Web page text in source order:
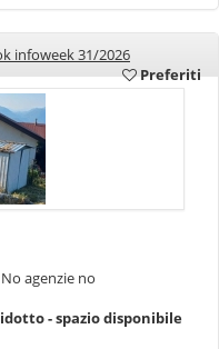
infoweek 31/2026
Preferiti
agenzie no
- spazio disponibile